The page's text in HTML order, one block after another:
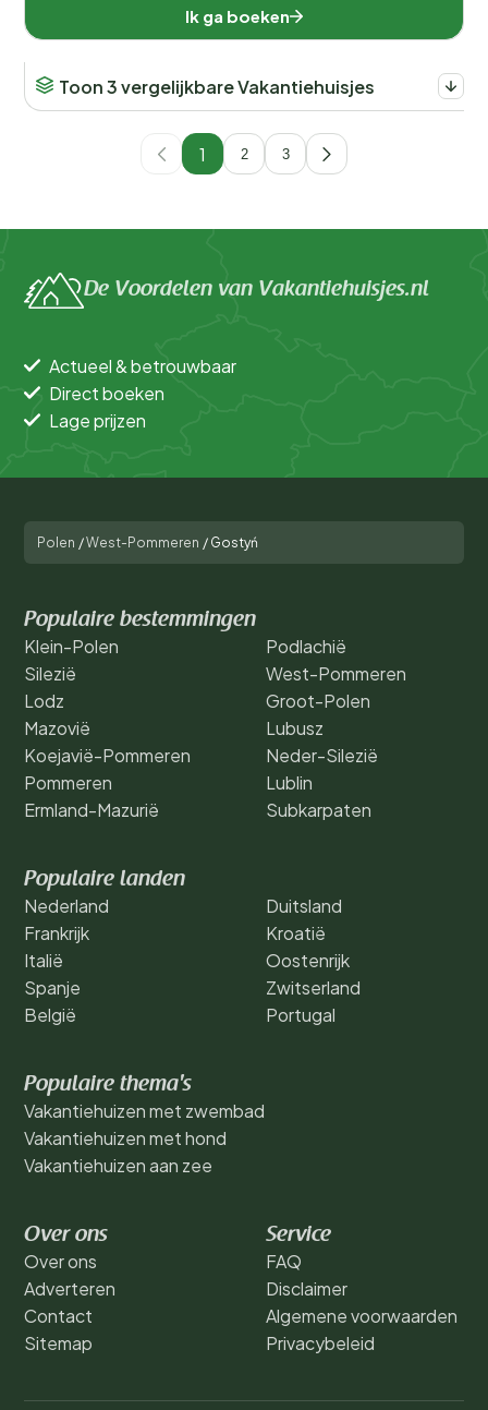
Ik ga boeken
Toon 3 vergelijkbare Vakantiehuisjes
1 2 3
De Voordelen van Vakantiehuisjes.nl
Actueel & betrouwbaar
Direct boeken
Lage prijzen
Polen /West-Pommeren / Gostyń
Populaire bestemmingen
Klein-Polen
Silezië
Lodz
Mazovië
Koejavië-Pommeren
Pommeren
Ermland-Mazurië
Podlachië
West-Pommeren
Groot-Polen
Lubusz
Neder-Silezië
Lublin
Subkarpaten
Populaire landen
Nederland
Frankrijk
Italië
Spanje
België
Duitsland
Kroatië
Oostenrijk
Zwitserland
Portugal
Populaire thema's
Vakantiehuizen met zwembad
Vakantiehuizen met hond
Vakantiehuizen aan zee
Over ons
Over ons
Adverteren
Contact
Sitemap
Service
FAQ
Disclaimer
Algemene voorwaarden
Privacybeleid